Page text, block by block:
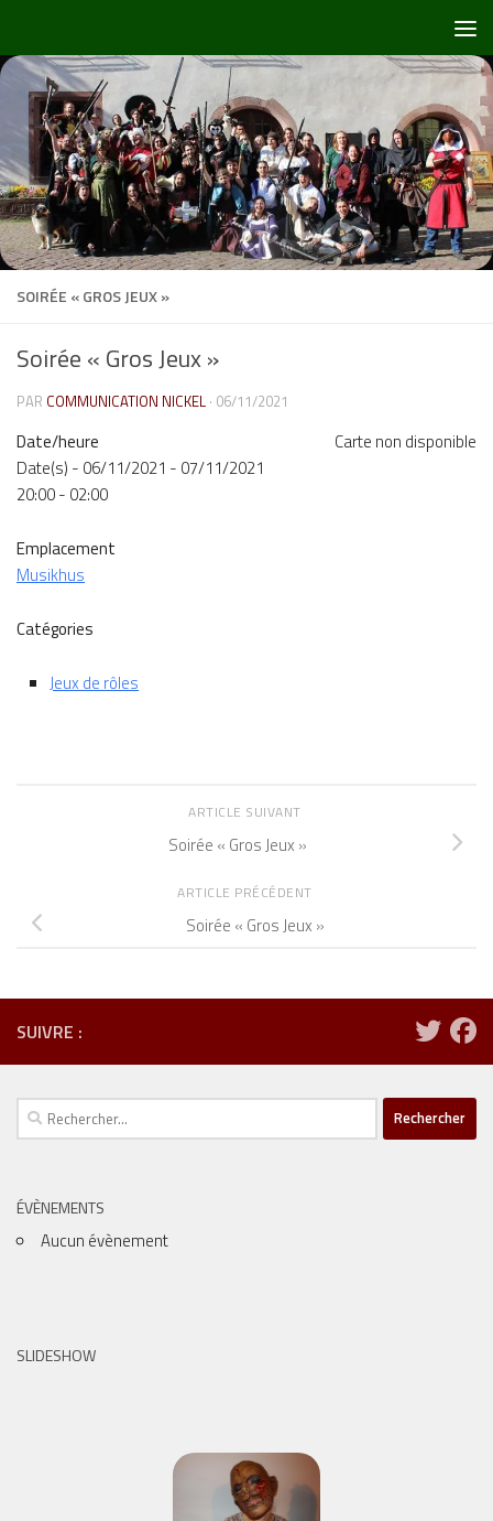
SOIRÉE « GROS JEUX »
Soirée « Gros Jeux »
PAR COMMUNICATION NICKEL · 06/11/2021
Carte non disponible
Date/heure
Date(s) - 06/11/2021 - 07/11/2021
20:00 - 02:00
Emplacement
Musikhus
Catégories
Jeux de rôles
ARTICLE SUIVANT
Soirée « Gros Jeux »
ARTICLE PRÉCÉDENT
Soirée « Gros Jeux »
SUIVRE :
Rechercher :
ÉVÈNEMENTS
Aucun évènement
SLIDESHOW